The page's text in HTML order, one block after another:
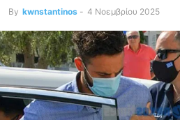
By kwnstantinos - 4 Νοεμβρίου 2025